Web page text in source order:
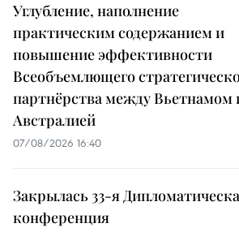
Углубление, наполнение
практическим содержанием и
повышение эффективности
Всеобъемлющего
партнёрства между Вьетнамом
Австралией
07/08/2026 16:40
Закрылась 33-я
конференция